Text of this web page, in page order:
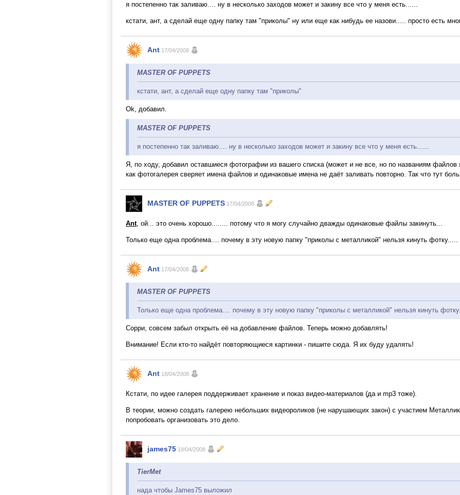
я постепенно так заливаю.... ну в несколько заходов может и закину все что у меня есть......
кстати, ант, а сделай еще одну папку там "приколы" ну или еще как нибудь ее назови..... просто есть
Ant 17/04/2008
MASTER OF PUPPETS
кстати, ант, а сделай еще одну папку там "приколы"
Ok, добавил.
MASTER OF PUPPETS
я постепенно так заливаю.... ну в несколько заходов может и закину все что у меня есть......
Я, по ходу, добавил оставшиеся фотографии из вашего списка (может и не все, но по названиям
как фотогалерея сверяет имена файлов и одинаковые имена не даёт заливать повторно. Так что тут
MASTER OF PUPPETS 17/04/2008
Ant, ой... это очень хорошо........ потому что я могу случайно дважды одинаковые файлы закинуть...
Только еще одна проблема.... почему в эту новую папку "приколы с металликой" нельзя кинуть фотку.....
Ant 17/04/2008
MASTER OF PUPPETS
Только еще одна проблема.... почему в эту новую папку "приколы с металликой" нельзя кинуть
Сорри, совсем забыл открыть её на добавление файлов. Теперь можно добавлять!
Внимание! Если кто-то найдёт повторяющиеся картинки - пишите сюда. Я их буду удалять!
Ant 18/04/2008
Кстати, по идее галерея поддерживает хранение и показ видео-материалов (да и mp3 тоже).
В теории, можно создать галерею небольших видеороликов (не нарушающих закон) с участием
попробовать организовать это дело.
james75 18/04/2008
TierMet
нада чтобы James75 выложил